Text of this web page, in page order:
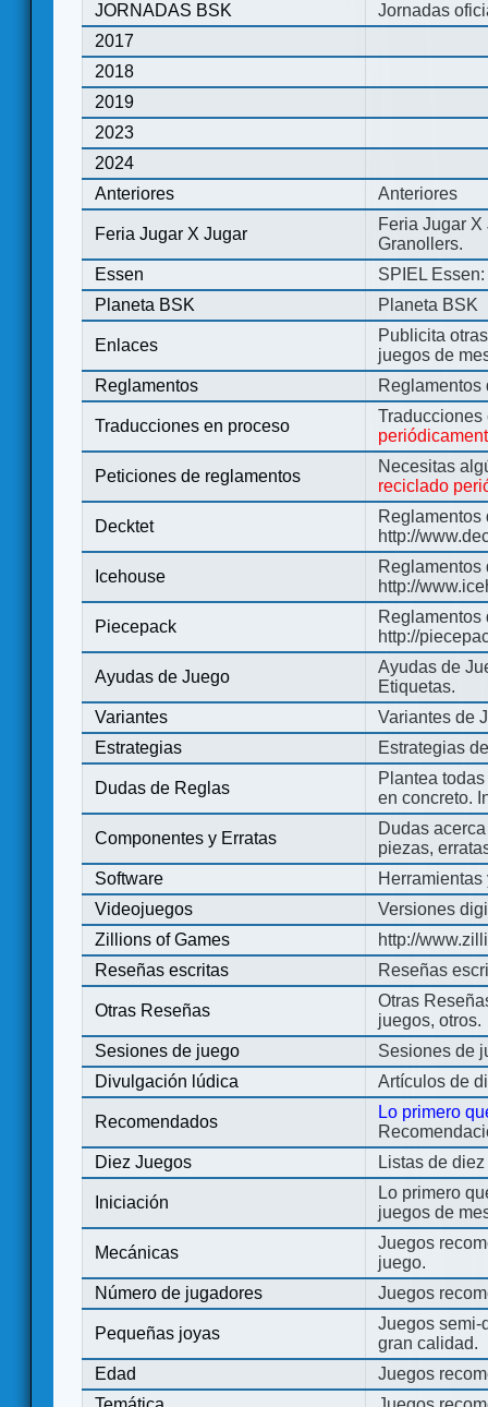
JORNADAS BSK
Jornadas
2017
2018
2019
2023
2024
Anteriores
Anteriores
Feria Jugar X Jugar
Feria Jugar
Granollers.
Essen
SPIEL
Planeta BSK
Planeta BSK
Enlaces
Publicita
juegos de
Reglamentos
Reglamentos
Traducciones en proceso
Peticiones de reglamentos
Necesitas
reciclado
Decktet
Reglamentos
http://
Icehouse
Reglamentos
http://
Piecepack
Reglamentos
http://
Ayudas de Juego
Ayudas de
Etiquetas.
Variantes
Variantes de
Estrategias
Estrategias
Dudas de Reglas
Plantea
en concreto.
Componentes y Erratas
Dudas
piezas,
Software
Videojuegos
Versiones
Zillions of Games
http://
Reseñas escritas
Reseñas
Otras Reseñas
Otras
juegos, otros.
Sesiones de juego
Sesiones de
Divulgación lúdica
Artículos de
Recomendados
Lo primero
Diez Juegos
Listas de
Iniciación
Lo primero
juegos de
Mecánicas
Juegos
juego.
Número de jugadores
Juegos
Pequeñas joyas
Juegos semi-
gran calidad.
Edad
Juegos